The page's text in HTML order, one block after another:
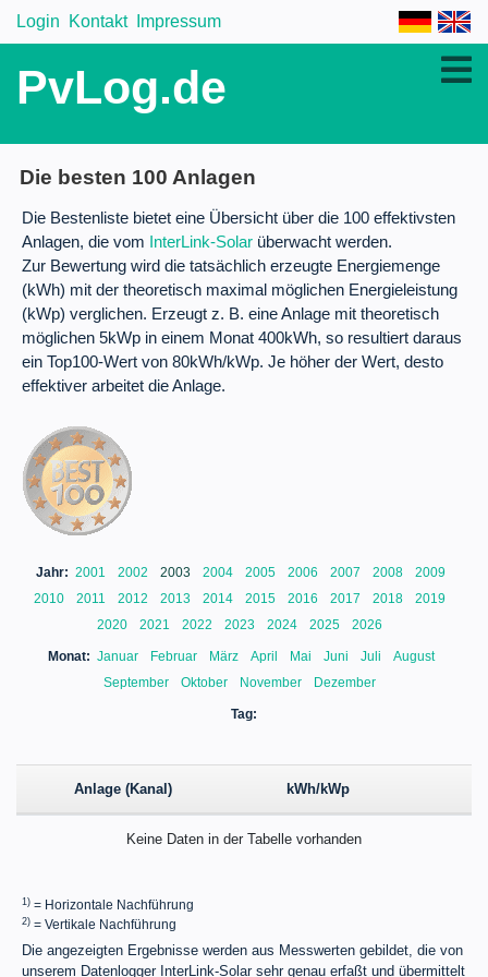
Login Kontakt Impressum
PvLog.de
Die besten 100 Anlagen
Die Bestenliste bietet eine Übersicht über die 100 effektivsten
Anlagen, die vom
InterLink-Solar überwacht werden.
Zur Bewertung wird die tatsächlich erzeugte Energiemenge
(kWh) mit der theoretisch maximal möglichen Energieleistung
(kWp) verglichen. Erzeugt z. B. eine Anlage mit theoretisch
möglichen 5kWp in einem Monat 400kWh, so resultiert daraus
ein Top100-Wert von 80kWh/kWp. Je höher der Wert, desto
effektiver arbeitet die Anlage.
Jahr: 2001 2002 2003 2004 2005 2006 2007 2008
2009
2010
2011 2012 2013 2014 2015 2016 2017 2018
2019
2020
2021 2022 2023 2024 2025 2026
Monat: Januar Februar März April Mai Juni Juli
August
September
Oktober November Dezember
Tag:
Anlage (Kanal) kWh/kWp
Keine Daten in der Tabelle vorhanden
1) = Horizontale Nachführung
2) = Vertikale Nachführung
Die angezeigten Ergebnisse werden aus Messwerten gebildet, die von
unserem Datenlogger InterLink-Solar sehr genau erfaßt und übermittelt